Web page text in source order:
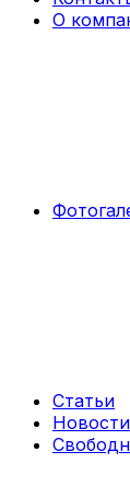
О
Статьи
Новости